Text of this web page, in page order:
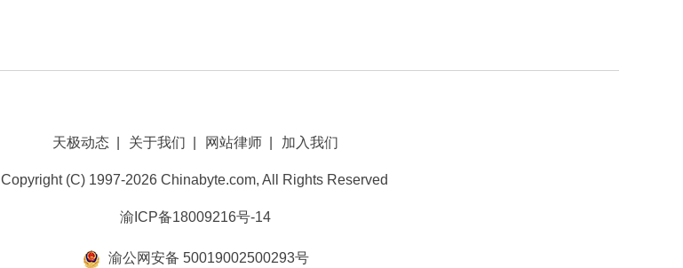
天极动态 关于我们 网站律师 加入我们
Copyright (C) 1997-2026 Chinabyte.com, All Rights Reserved
渝ICP备18009216号-14
渝公网安备 50019002500293号